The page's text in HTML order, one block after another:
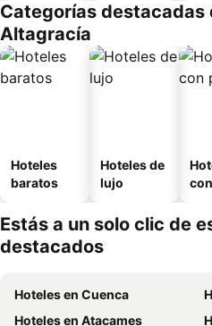
o
Categorías destacadas
Altagracía
Hoteles
baratos
Hoteles de
lujo
con
Estás a un solo clic de
destacados
Hoteles en Cuenca
Hoteles en Atacames